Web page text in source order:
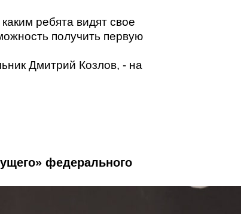
ребята видят свое
получить первую
Дмитрий Козлов, - на
федерального